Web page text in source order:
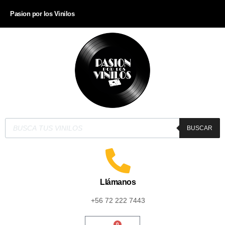
Pasion por los Vinilos
BUSCAR
Llámanos
+56 72 222 7443